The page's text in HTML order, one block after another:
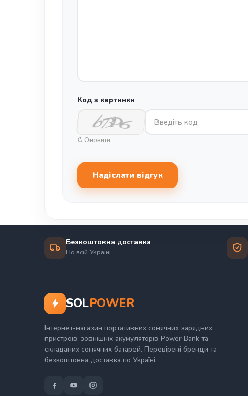
Код з картинки
↻ Оновити
Надіслати відгук
Безкоштовна доставка
По всій Україні
SOLPOWER
Інтернет-магазин портативних сонячних зарядних
пристроїв, зовнішніх акумуляторів Power Bank та
складаних сонячних батарей. Перевірені бренди та
безкоштовна доставка по Україні.